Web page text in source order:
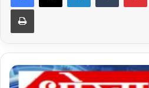
Print
भाजपा
और